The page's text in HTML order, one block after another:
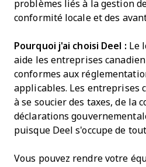
problèmes liés à la gestion
conformité locale et des
Pourquoi j'ai choisi Deel : Le
aide les entreprises
conformes aux
applicables. Les entreprises
à se soucier des taxes, de la
déclarations
puisque Deel s'occupe de
Vous pouvez rendre votre